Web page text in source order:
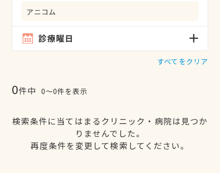
アニコム
診療曜日
すべてをクリア
0件中 0〜0件を表示
検索条件に当てはまるクリニック・病院は見つか
りませんでした。
再度条件を変更して検索してください。